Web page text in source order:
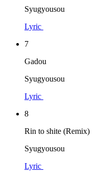
Syugyousou
Lyric
7
Gadou
Syugyousou
Lyric
8
Rin to shite (Remix)
Syugyousou
Lyric